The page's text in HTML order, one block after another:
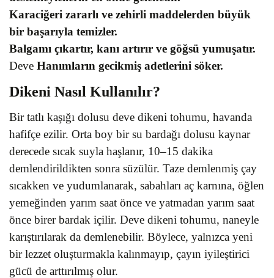
Karaciğeri zararlı ve zehirli maddelerden büyük
bir başarıyla temizler.
Balgamı çıkartır, kanı artırır ve göğsü yumuşatır.
Deve Hanımların gecikmiş adetlerini söker.
Dikeni Nasıl Kullanılır?
Bir tatlı kaşığı dolusu deve dikeni tohumu, havanda
hafifçe ezilir. Orta boy bir su bardağı dolusu kaynar
derecede sıcak suyla haşlanır, 10–15 dakika
demlendirildikten sonra süzülür. Taze demlenmiş çay
sıcakken ve yudumlanarak, sabahları aç karnına, öğlen
yemeğinden yarım saat önce ve yatmadan yarım saat
önce birer bardak içilir. Deve dikeni tohumu, naneyle
karıştırılarak da demlenebilir. Böylece, yalnızca yeni
bir lezzet oluşturmakla kalınmayıp, çayın iyileştirici
gücü de arttırılmış olur.